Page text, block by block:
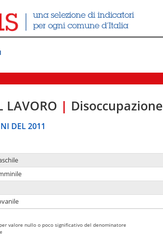
LAVORO | Disoccupazione
DEL 2011
valore nullo o poco significativo del denominatore